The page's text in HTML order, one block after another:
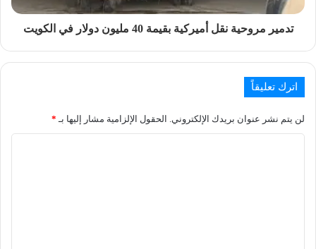
تدمير مروحية نقل أميركية بقيمة 40 مليون دولار في الكويت
اترك تعليقاً
لن يتم نشر عنوان بريدك الإلكتروني. الحقول الإلزامية مشار إليها بـ *